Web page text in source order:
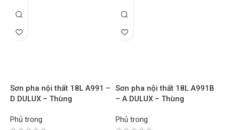
Sơn pha nội thất 18L A991 –
D DULUX – Thùng
Phủ trong
Sơn pha nội thất 18L A991B
– A DULUX – Thùng
Phủ trong